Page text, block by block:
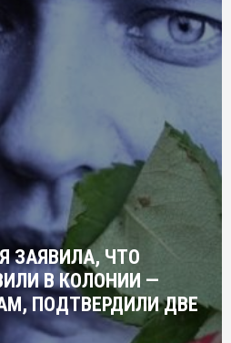
ЗАЯВИЛА, ЧТО
В КОЛОНИИ —
ПОДТВЕРДИЛИ ДВЕ